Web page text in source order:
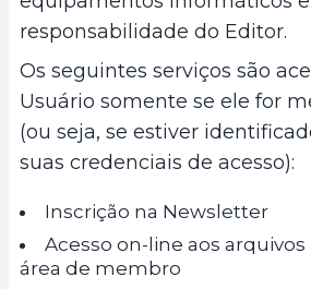
responsabilidade do Editor.
Os seguintes serviços são
Usuário somente se ele for
(ou seja, se estiver
suas credenciais de acesso):
Inscrição na Newsletter
Acesso on-line aos arquivos
área de membro